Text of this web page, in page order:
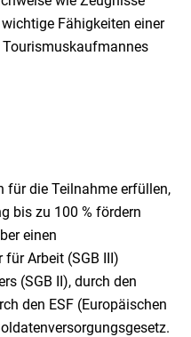
Fähigkeiten einer
für die Teilnahme erfüllen,
bis zu 100 % fördern
einen
Arbeit (SGB III)
(SGB II), durch den
den ESF (Europäischen